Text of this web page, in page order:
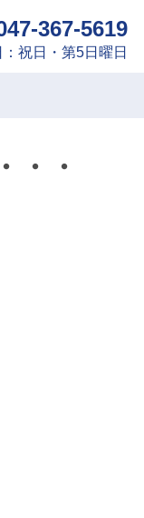
367-5619
：祝日・第5日曜日
・・